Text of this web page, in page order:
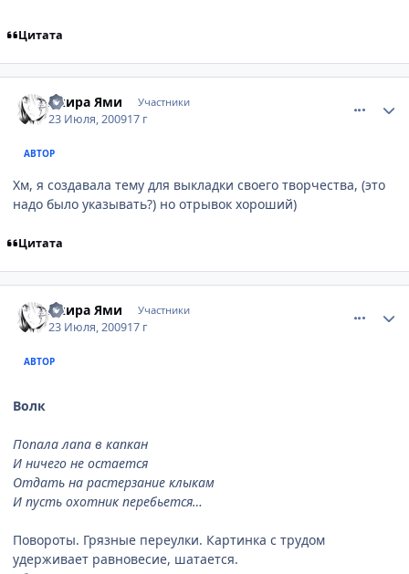
Цитата
Акира Ями Участники
23 Июля, 200917 г
АВТОР
Хм, я создавала тему для выкладки своего творчества, (это
надо было указывать?) но отрывок хороший)
Цитата
Акира Ями Участники
23 Июля, 200917 г
АВТОР
Волк
Попала лапа в капкан
И ничего не остается
Отдать на растерзание клыкам
И пусть охотник перебьется…
Повороты. Грязные переулки. Картинка с трудом
удерживает равновесие, шатается.